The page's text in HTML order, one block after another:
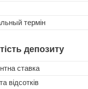
термін
депозиту
ставка
відсотків